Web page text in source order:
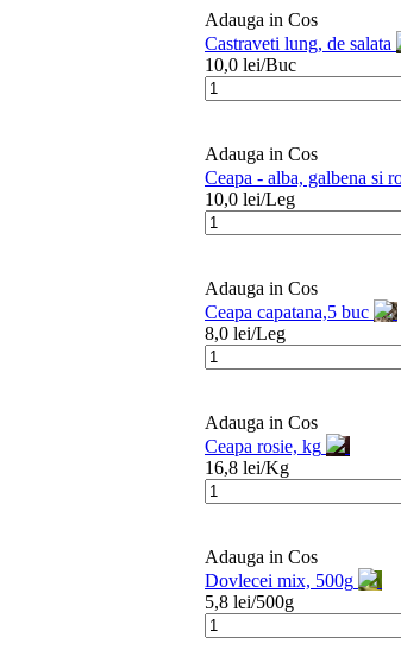
Adauga in Cos
Castraveti lung, de salata
10,0 lei/Buc
Adauga in Cos
Ceapa - alba, galbena si
10,0 lei/Leg
Adauga in Cos
Ceapa capatana,5 buc
8,0 lei/Leg
Adauga in Cos
Ceapa rosie, kg
16,8 lei/Kg
Adauga in Cos
Dovlecei mix, 500g
5,8 lei/500g